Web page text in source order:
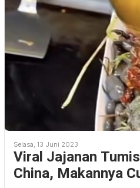
Selasa, 13 Juni 2023
Viral Jajanan
China, Makannya